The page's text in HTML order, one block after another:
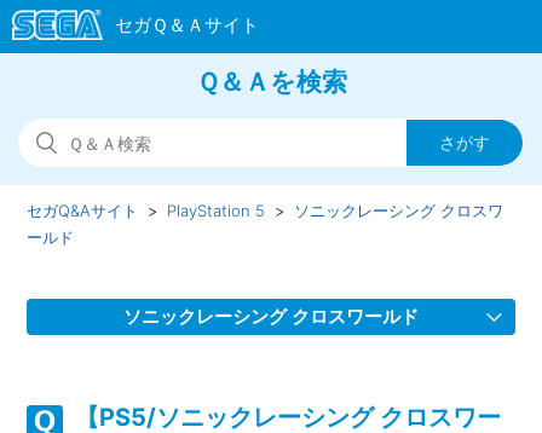
Ｑ＆Ａを検索
セガQ&Aサイト PlayStation 5
ソニックレーシング クロスワ
ールド
ソニックレーシング クロスワールド
組んでゲームが進行しない場合があります
【PS5/ソニックレーシング クロスワー